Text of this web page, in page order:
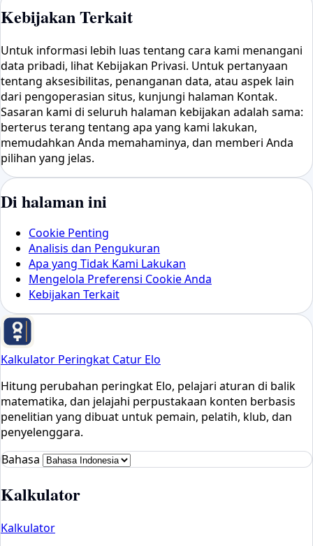
Kebijakan Terkait
Untuk informasi lebih luas tentang cara kami menangani
data pribadi, lihat Kebijakan Privasi. Untuk pertanyaan
tentang aksesibilitas, penanganan data, atau aspek lain
dari pengoperasian situs, kunjungi halaman Kontak.
Sasaran kami di seluruh halaman kebijakan adalah sama:
berterus terang tentang apa yang kami lakukan,
memudahkan Anda memahaminya, dan memberi Anda
pilihan yang jelas.
Di halaman ini
Cookie Penting
Analisis dan Pengukuran
Apa yang Tidak Kami Lakukan
Mengelola Preferensi Cookie Anda
Kebijakan Terkait
Kalkulator Peringkat Catur Elo
Hitung perubahan peringkat Elo, pelajari aturan di balik
matematika, dan jelajahi perpustakaan konten berbasis
penelitian yang dibuat untuk pemain, pelatih, klub, dan
penyelenggara.
Bahasa
Kalkulator
Kalkulator